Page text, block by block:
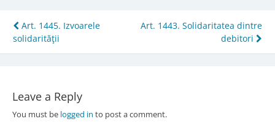
Post
navigation
Art. 1445. Izvoarele
solidarităţii
Art. 1443. Solidaritatea dintre
debitori
Leave a Reply
You must be logged in to post a comment.